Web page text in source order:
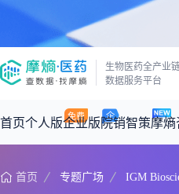
生物医药全产业
数据服务平台
首页个人版企业版院销智策摩
咨询服务
摩熵原创
数据中心
首页 专题广场 IGM